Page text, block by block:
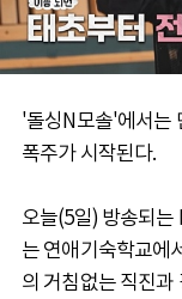
'돌싱N모솔'에서는
폭주가 시작된다.
오늘(5일) 방송되는
는 연애기숙학교에
의 거침없는 직진과